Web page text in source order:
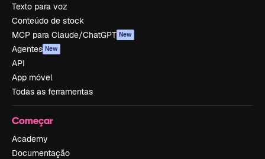
Texto para voz
Conteúdo de stock
MCP para Claude/ChatGPT New
Agentes New
API
App móvel
Todas as ferramentas
Começar
Academy
Documentação